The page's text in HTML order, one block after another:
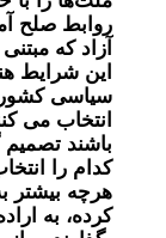
روابط صلح
آزاد که
این شرایط
سیاسی
انتخاب می
باشند
کدام را
هرچه بیشتر
کرده، به